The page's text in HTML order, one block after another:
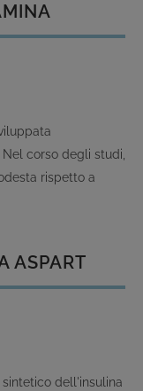
corso degli studi,
rispetto a
ASPART
sintetico dell'insulina